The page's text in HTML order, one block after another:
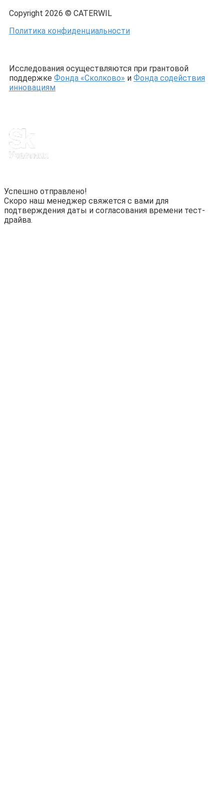
Copyright 2026 © CATERWIL
Политика конфиденциальности
Исследования осуществляются при грантовой
поддержке Фонда «Сколково» и Фонда содействия
инновациям
Успешно отправлено!
Скоро наш менеджер свяжется с вами для
подтверждения даты и согласования времени тест-
драйва.